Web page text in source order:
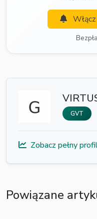
GVT
Zobacz pełny
Powiązane